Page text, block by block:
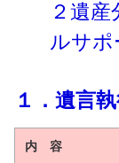
２遺
ルサ
１．遺言
内 容